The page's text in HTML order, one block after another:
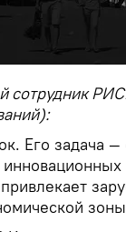
сотрудник
Его задача —
привлекает